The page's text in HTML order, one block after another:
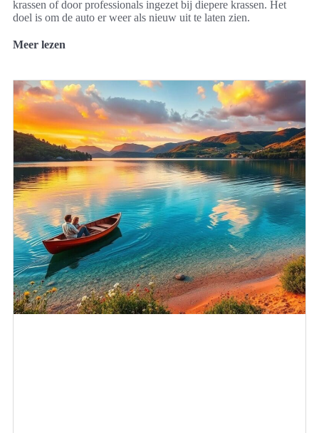
krassen of door professionals ingezet bij diepere krassen. Het
doel is om de auto er weer als nieuw uit te laten zien.
Meer lezen